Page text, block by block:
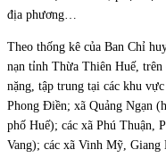
địa phương…
Theo thống kê của Ban Chỉ
nạn tỉnh Thừa Thiên Huế,
nặng, tập trung tại các khu
Phong Điền; xã Quảng Ngạn
phố Huế); các xã Phú Thuận,
Vang); các xã Vinh Mỹ, Giang